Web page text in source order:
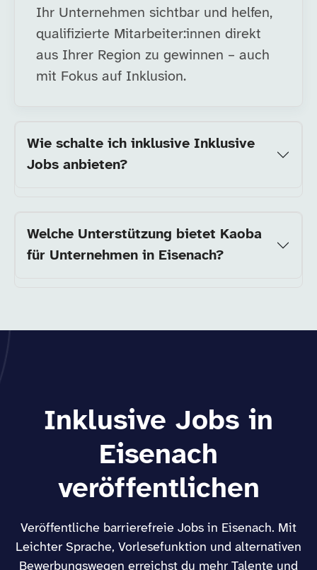
Ihr Unternehmen sichtbar und helfen,
qualifizierte Mitarbeiter:innen direkt
aus Ihrer Region zu gewinnen – auch
mit Fokus auf Inklusion.
Wie schalte ich inklusive Inklusive
Jobs anbieten?
Welche Unterstützung bietet Kaoba
für Unternehmen in Eisenach?
Inklusive Jobs in
Eisenach
veröffentlichen
Veröffentliche barrierefreie Jobs in Eisenach. Mit
Leichter Sprache, Vorlesefunktion und alternativen
Bewerbungswegen erreichst du mehr Talente und